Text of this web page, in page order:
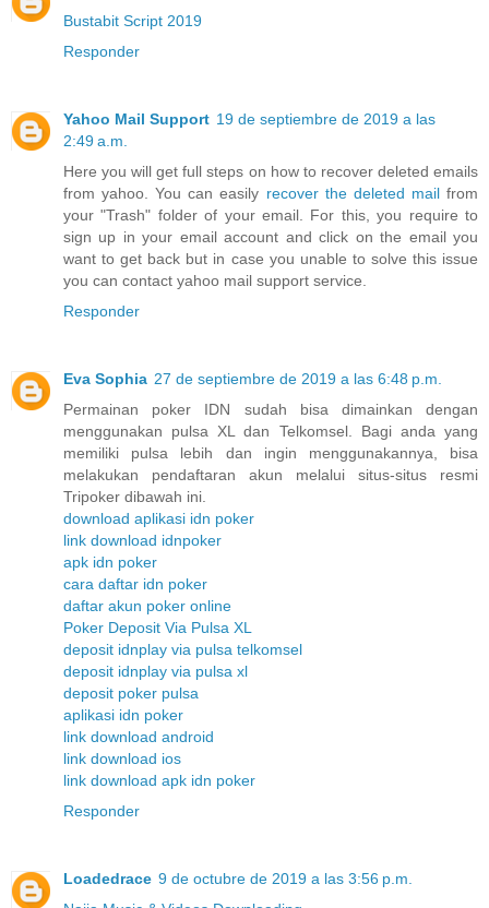
Bustabit Script 2019
Responder
Yahoo Mail Support 19 de septiembre de 2019 a las
2:49 a.m.
Here you will get full steps on how to recover deleted emails
from yahoo. You can easily recover the deleted mailfrom
your "Trash" folder of your email. For this, you require to
sign up in your email account and click on the email you
want to get back but in case you unable to solve this issue
you can contact yahoo mail support service.
Responder
Eva Sophia 27 de septiembre de 2019 a las 6:48 p.m.
Permainan poker IDN sudah bisa dimainkan dengan
menggunakan pulsa XL dan Telkomsel. Bagi anda yang
memiliki pulsa lebih dan ingin menggunakannya, bisa
melakukan pendaftaran akun melalui situs-situs resmi
Tripoker dibawah ini.
download aplikasi idn poker
link download idnpoker
apk idn poker
cara daftar idn poker
daftar akun poker online
Poker Deposit Via Pulsa XL
deposit idnplay via pulsa telkomsel
deposit idnplay via pulsa xl
deposit poker pulsa
aplikasi idn poker
link download android
link download ios
link download apk idn poker
Responder
Loadedrace 9 de octubre de 2019 a las 3:56 p.m.